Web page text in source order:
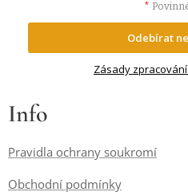
*
Odebírat
Zásady
Info
Pravidla ochrany soukromí
Obchodní podmínky